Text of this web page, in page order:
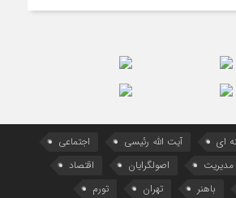
ای آیت الله رئیسی
اجتماعی
اصولگرایان
اقتصاد
باهنر تهران
تورم